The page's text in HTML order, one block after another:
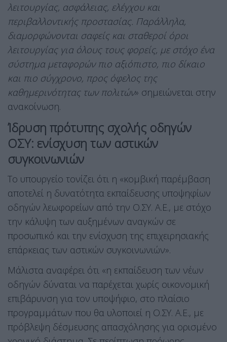
λειτουργίας, ασφάλειας, ελέγχου και
περιβαλλοντικής προστασίας. Παράλληλα,
διαμορφώνονται σαφείς και σταθεροί όροι
λειτουργίας για όλους τους φορείς, με στόχο ένα
σύστημα μεταφορών πιο αξιόπιστο, πιο δίκαιο
και πιο σύγχρονο, προς όφελος της
καθημερινότητας των πολιτών» σημειώνεται στην
ανακοίνωση.
Ίδρυση πρότυπης σχολής οδηγών
ΟΣΥ: ενίσχυση των αστικών
συγκοινωνιών
Το υπουργείο τονίζει ότι η «κομβική παρέμβαση
αποτελεί η δυνατότητα εκπαίδευσης υποψηφίων
οδηγών λεωφορείων από την Ο.ΣΥ. Α.Ε., με στόχο
την κάλυψη των αυξημένων αναγκών σε
προσωπικό και την ενίσχυση της επιχειρησιακής
επάρκειας των αστικών συγκοινωνιών».
Μάλιστα αναφέρει ότι «η εκπαίδευση των νέων
οδηγών δύναται να παρέχεται χωρίς οικονομική
επιβάρυνση για τον υποψήφιο, στο πλαίσιο
προγραμμάτων που θα υλοποιεί η Ο.ΣΥ. Α.Ε., με
πρόβλεψη δέσμευσης απασχόλησης για ορισμένο